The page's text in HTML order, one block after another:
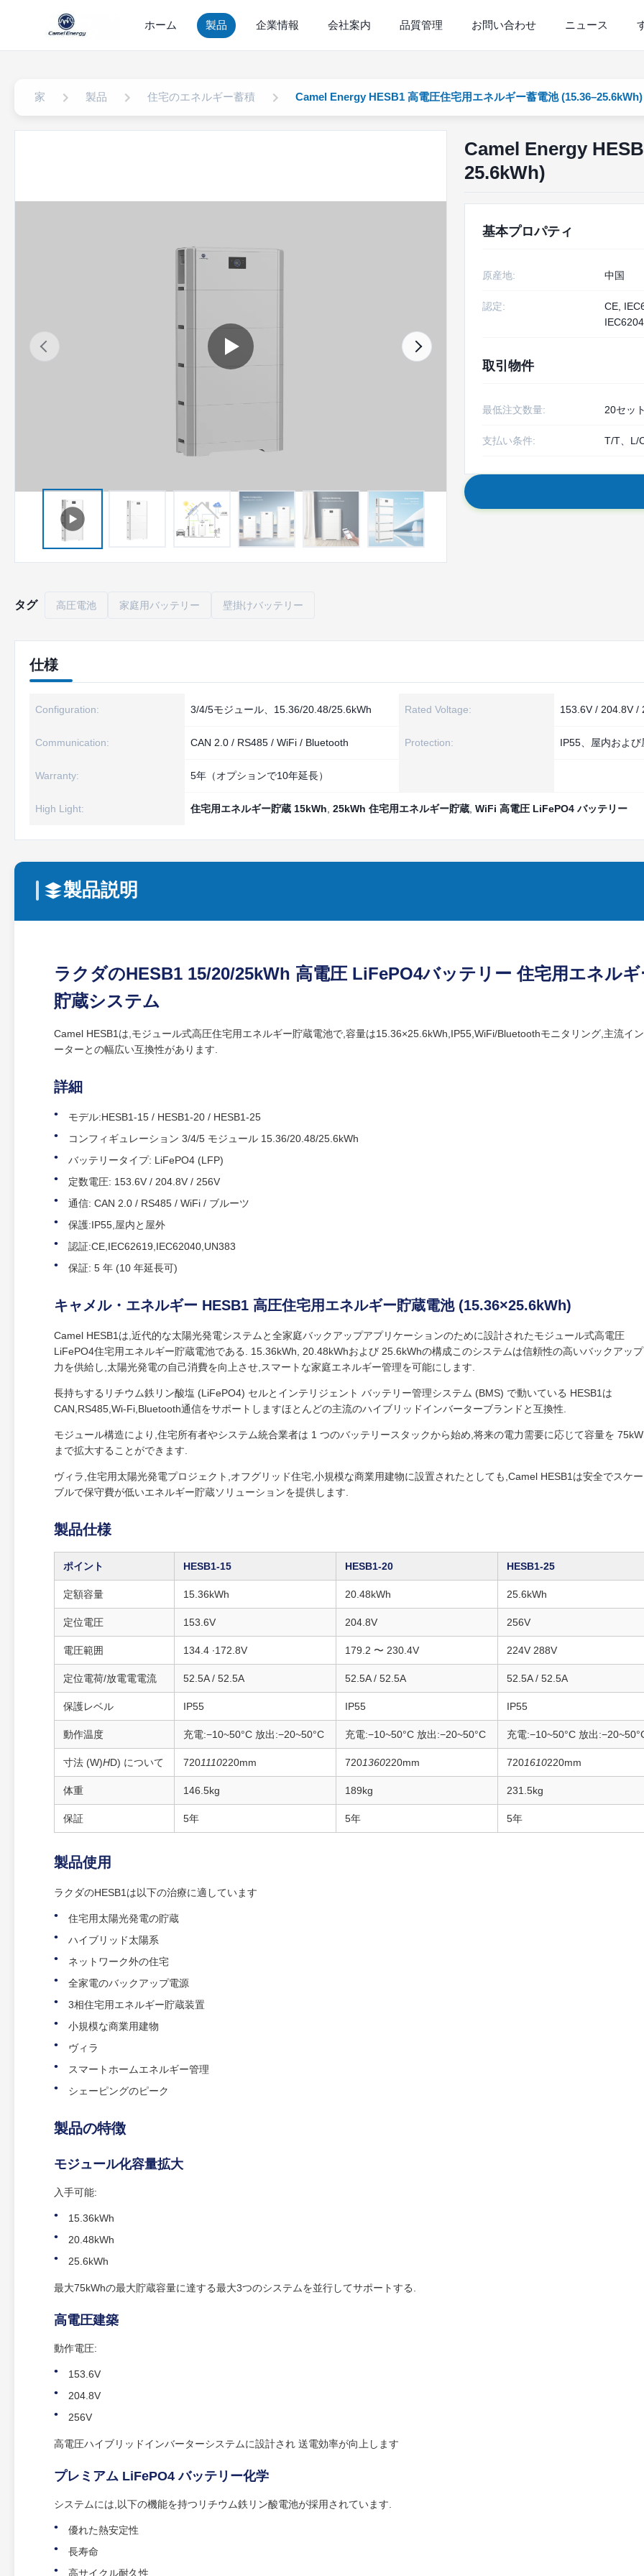
ホーム 製品 企業情報 会社案内 品質管理 お問い合わせ ニュース
家 製品 住宅のエネルギー蓄積 Camel Energy HESB1 高電圧住宅用エネルギー蓄電池 (15.36–25.6kWh)
Camel Energy
25.6kWh)
基本プロパティ
原産地: 中国
認定:
CE,
取引物件
最低注文数量: 20セッ
支払い条件: T/T、L/
タグ 高圧電池 家庭用バッテリー 壁掛けバッテリー
仕様
Configuration: 3/4/5モジュール、15.36/20.48/25.6kWh Rated Voltage: 153.6V / 204.8V /
Communication: CAN 2.0 / RS485 / WiFi / Bluetooth Protection: IP55、屋内および
Warranty: 5年（オプションで10年延長）
High Light: 住宅用エネルギー貯蔵 15kWh 25kWh 住宅用エネルギー貯蔵 WiFi 高電圧 LiFePO4 バッテリー
製品説明
ラクダのHESB1 15/20/25kWh 高電圧 LiFePO4バッテリー 住宅用エネルギ
貯蔵システム
Camel HESB1は,モジュール式高圧住宅用エネルギー貯蔵電池で,容量は15.36×25.6kWh,IP55,WiFi/Bluetoothモニタリング,主流イ
ーターとの幅広い互換性があります.
詳細
モデル:HESB1‐15 / HESB1‐20 / HESB1‐25
コンフィギュレーション 3/4/5 モジュール 15.36/20.48/25.6kWh
バッテリータイプ: LiFePO4 (LFP)
定数電圧: 153.6V / 204.8V / 256V
通信: CAN 2.0 / RS485 / WiFi / ブルーツ
保護:IP55,屋内と屋外
認証:CE,IEC62619,IEC62040,UN383
保証: 5 年 (10 年延長可)
キャメル・エネルギー HESB1 高圧住宅用エネルギー貯蔵電池 (15.36×25.6kWh)
Camel HESB1は,近代的な太陽光発電システムと全家庭バックアップアプリケーションのために設計されたモジュール式高電圧
LiFePO4住宅用エネルギー貯蔵電池である. 15.36kWh, 20.48kWhおよび 25.6kWhの構成このシステムは信頼性の高いバックアッ
力を供給し,太陽光発電の自己消費を向上させ,スマートな家庭エネルギー管理を可能にします.
長持ちするリチウム鉄リン酸塩 (LiFePO4) セルとインテリジェント バッテリー管理システム (BMS) で動いている HESB1は
CAN,RS485,Wi-Fi,Bluetooth通信をサポートしますほとんどの主流のハイブリッドインバーターブランドと互換性.
モジュール構造により,住宅所有者やシステム統合業者は 1 つのバッテリースタックから始め,将来の電力需要に応じて容量を
まで拡大することができます.
ヴィラ,住宅用太陽光発電プロジェクト,オフグリッド住宅,小規模な商業用建物に設置されたとしても,Camel HESB1は安全でスケ
ブルで保守費が低いエネルギー貯蔵ソリューションを提供します.
製品仕様
ポイント HESB1‐15 HESB1‐20 HESB1‐25
定額容量 15.36kWh 20.48kWh 25.6kWh
定位電圧 153.6V 204.8V 256V
電圧範囲 134.4 ∙172.8V 179.2 〜 230.4V 224V 288V
定位電荷/放電電電流 52.5A / 52.5A 52.5A / 52.5A 52.5A / 52.5A
保護レベル IP55 IP55 IP55
動作温度 充電:−10~50°C 放出:−20~50°C 充電:−10~50°C 放出:−20~50°C 充電:−10~50°C 放出
寸法 (W)HD) について 7201110220mm 7201360220mm 7201610220mm
体重 146.5kg 189kg 231.5kg
保証 5年 5年 5年
製品使用
ラクダのHESB1は以下の治療に適しています
住宅用太陽光発電の貯蔵
ハイブリッド太陽系
ネットワーク外の住宅
全家電のバックアップ電源
3相住宅用エネルギー貯蔵装置
小規模な商業用建物
ヴィラ
スマートホームエネルギー管理
シェーピングのピーク
製品の特徴
モジュール化容量拡大
入手可能:
15.36kWh
20.48kWh
25.6kWh
最大75kWhの最大貯蔵容量に達する最大3つのシステムを並行してサポートする.
高電圧建築
動作電圧:
153.6V
204.8V
256V
高電圧ハイブリッドインバーターシステムに設計され 送電効率が向上します
プレミアム LiFePO4 バッテリー化学
システムには,以下の機能を持つリチウム鉄リン酸電池が採用されています.
優れた熱安定性
長寿命
高サイクル耐久性